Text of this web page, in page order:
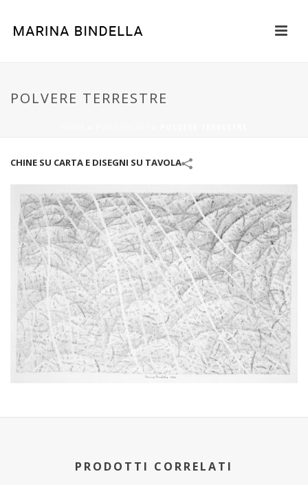
POLVERE TERRESTRE
CHINE SU CARTA E DISEGNI SU TAVOLA
PRODOTTI CORRELATI